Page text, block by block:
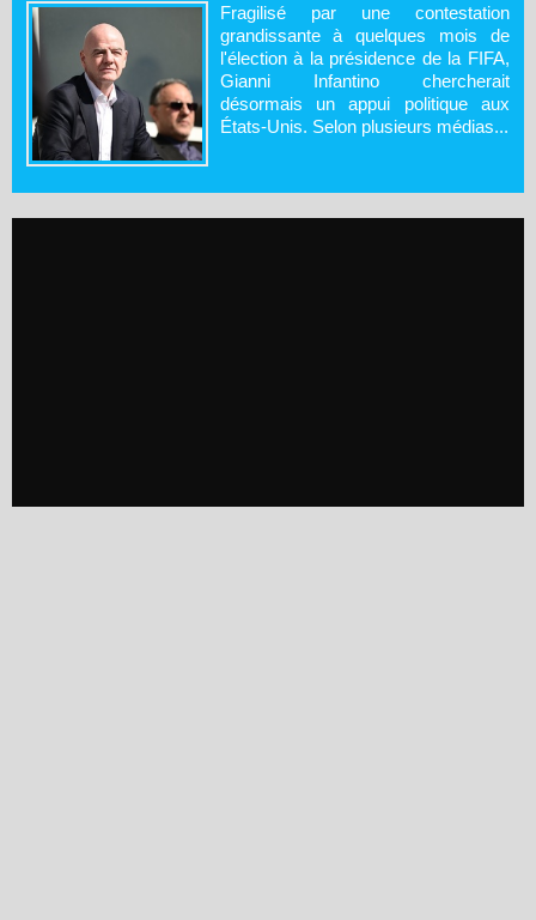
Fragilisé par une contestation
grandissante à quelques mois de
l'élection à la présidence de la FIFA,
Gianni Infantino chercherait
désormais un appui politique aux
États-Unis. Selon plusieurs médias...